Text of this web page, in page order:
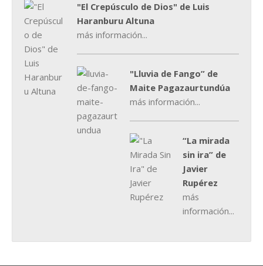
"El Crepúsculo de Dios" de Luis
Haranburu Altuna
más información...
"Lluvia de Fango” de
Maite Pagazaurtundúa
más información...
“La mirada
sin ira” de
Javier
Rupérez
más
información...